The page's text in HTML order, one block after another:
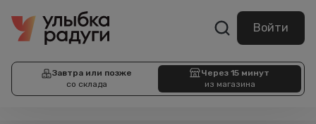
Войти
Завтра или позже
со склада
Через 15 минут
из магазина